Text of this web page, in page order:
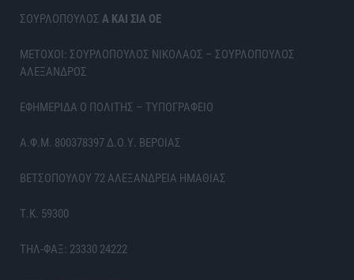
ΣΟΥΡΛΟΠΟΥΛΟΣ Α ΚΑΙ ΣΙΑ ΟΕ
ΜΕΤΟΧΟΙ: ΣΟΥΡΛΟΠΟΥΛΟΣ ΝΙΚΟΛΑΟΣ – ΣΟΥΡΛΟΠΟΥΛΟΣ
ΑΛΕΞΑΝΔΡΟΣ
ΕΦΗΜΕΡΙΔΑ Ο ΠΟΛΙΤΗΣ – ΤΥΠΟΓΡΑΦΕΙΟ
Α.Φ.Μ. 800378397 Δ.Ο.Υ. ΒΕΡΟΙΑΣ
ΒΕΤΣΟΠΟΥΛΟΥ 72 ΑΛΕΞΑΝΔΡΕΙΑ ΗΜΑΘΙΑΣ
Τ.Κ. 59300
ΤΗΛ-ΦΑΞ: 23330 24222